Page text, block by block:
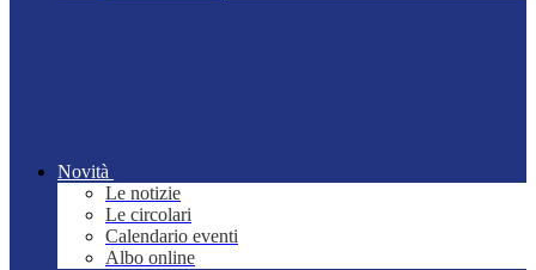
Novità
Le notizie
Le circolari
Calendario eventi
Albo online